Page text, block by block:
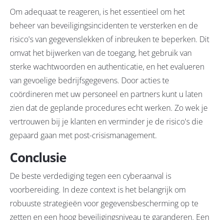
Om adequaat te reageren, is het essentieel om het
beheer van beveiligingsincidenten te versterken en de
risico's van gegevenslekken of inbreuken te beperken. Dit
omvat het bijwerken van de toegang, het gebruik van
sterke wachtwoorden en authenticatie, en het evalueren
van gevoelige bedrijfsgegevens. Door acties te
coördineren met uw personeel en partners kunt u laten
zien dat de geplande procedures echt werken. Zo wek je
vertrouwen bij je klanten en verminder je de risico's die
gepaard gaan met post-crisismanagement.
Conclusie
De beste verdediging tegen een cyberaanval is
voorbereiding. In deze context is het belangrijk om
robuuste strategieën voor gegevensbescherming op te
zetten en een hoog beveiligingsniveau te garanderen. Een